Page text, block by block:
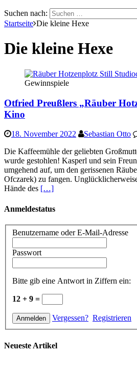
Suchen nach:
Startseite Die kleine Hexe
Die kleine Hexe
Gewinnspiele
Otfried Preußlers „Räuber
Kino
18. November 2022 Sebastian Otto
Die Kaffeemühle der geliebten
wurde gestohlen! Kasperl und sein
umgehend auf, um den gerissenen
Ofczarek) zu fangen.
Hände des […]
Anmeldestatus
Benutzername oder E-Mail-Adresse
Passwort
Bitte gib eine Antwort in Ziffern ein:
12 + 9 =
Vergessen? Registrieren
Neueste Artikel